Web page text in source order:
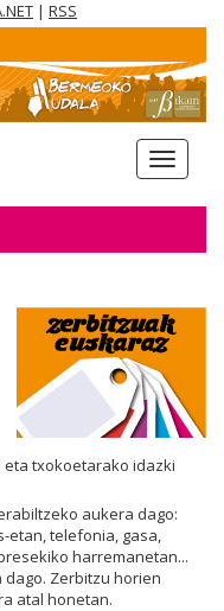
| RSS
menua
txokoetarako idazki
aukera dago:
etan, telefonia, gasa,
harremanetan...
Zerbitzu horien
atal honetan.